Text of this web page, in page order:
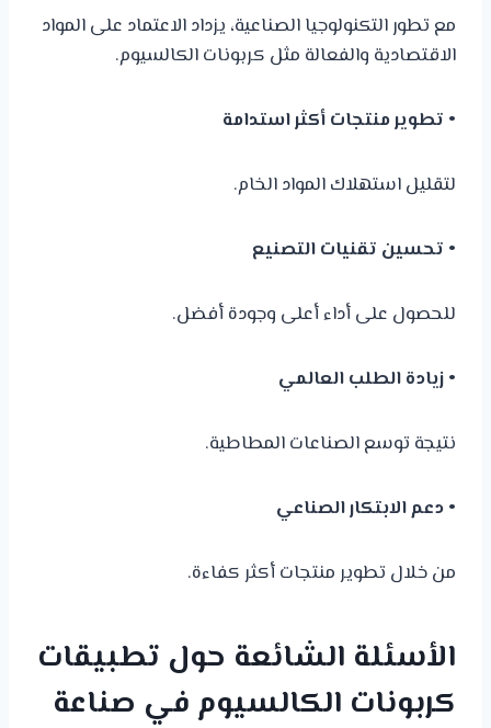
مع تطور التكنولوجيا الصناعية، يزداد الاعتماد على المواد
الاقتصادية والفعالة مثل كربونات الكالسيوم.
• تطوير منتجات أكثر استدامة
لتقليل استهلاك المواد الخام.
• تحسين تقنيات التصنيع
للحصول على أداء أعلى وجودة أفضل.
• زيادة الطلب العالمي
نتيجة توسع الصناعات المطاطية.
• دعم الابتكار الصناعي
من خلال تطوير منتجات أكثر كفاءة.
الأسئلة الشائعة حول تطبيقات
كربونات الكالسيوم في صناعة